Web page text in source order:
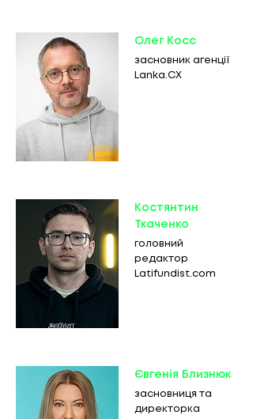
Олег Косс
засновник агенції
Lanka.CX
Костянтин
Ткаченко
головний
редактор
Latifundist.com
Євгенія Близнюк
засновниця та
директорка